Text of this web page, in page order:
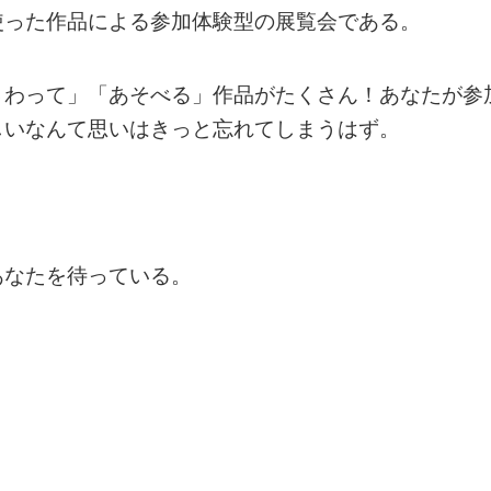
た作品による参加体験型の展覧会である。
って」「あそべる」作品がたくさん！あなたが参
なんて思いはきっと忘れてしまうはず。
たを待っている。